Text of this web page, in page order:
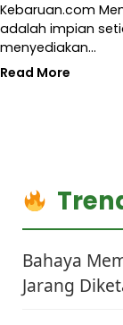
Kebaruan.com
adalah impian
menyediakan…
Read More
Bahaya
Jarang